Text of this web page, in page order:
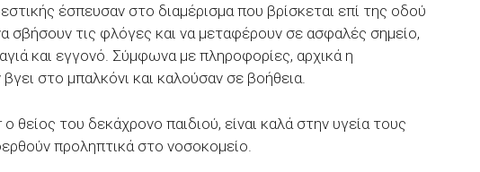
έσπευσαν στο διαμέρισμα που βρίσκεται επί της οδού
σβήσουν τις φλόγες και να μεταφέρουν σε ασφαλές σημείο,
και εγγονό. Σύμφωνα με πληροφορίες, αρχικά η
βγει στο μπαλκόνι και καλούσαν σε βοήθεια.
του δεκάχρονο παιδιού, είναι καλά στην υγεία τους
προληπτικά στο νοσοκομείο.